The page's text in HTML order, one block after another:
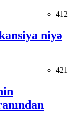
412
niyə
421